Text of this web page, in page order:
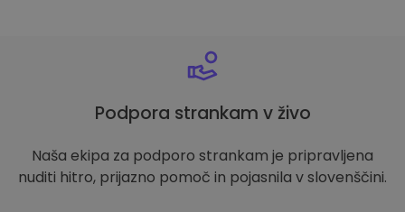
Podpora strankam v živo
Naša ekipa za podporo strankam je pripravljena
nuditi hitro, prijazno pomoč in pojasnila v slovenščini.